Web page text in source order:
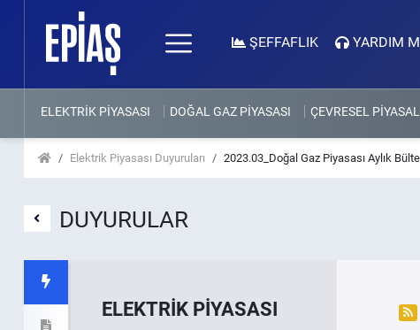
ŞEFFAFLIK YARDIM
ELEKTRİK PİYASASI DOĞAL GAZ PİYASASI ÇEVRESEL
Elektrik Piyasası Duyuruları 2023.03_Doğal Gaz Piyasası Aylık
DUYURULAR
ELEKTRİK PİYASASI